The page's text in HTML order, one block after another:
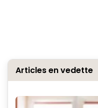
Articles en vedette